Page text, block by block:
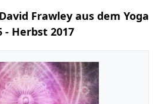
Frawley aus dem Yoga
- Herbst 2017